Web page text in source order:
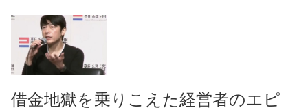
借金地獄を乗りこえた経営者のエピ